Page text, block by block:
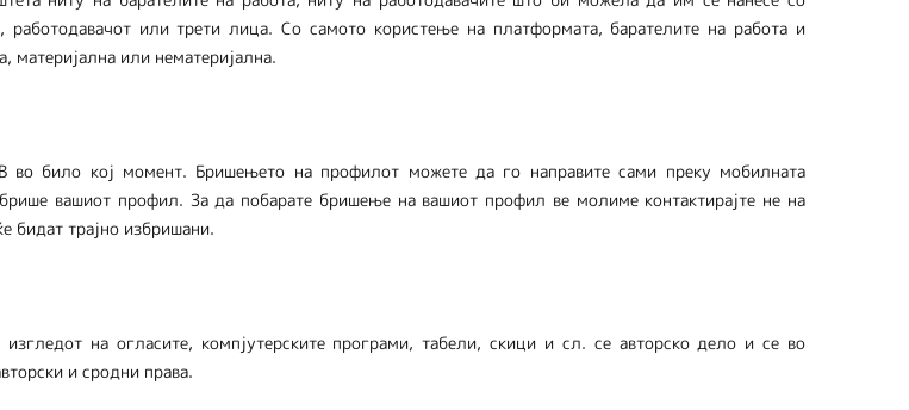
или трети лица. Со самото користење на платформата, барателите на работа и
материјална или нематеријална.
во било кој момент. Бришењето на профилот можете да го направите сами преку мобилната
вашиот профил. За да побарате бришење на вашиот профил ве молиме контактирајте не на
бидат трајно избришани.
на огласите, компјутерските програми, табели, скици и сл. се авторско дело и се во
и сродни права.